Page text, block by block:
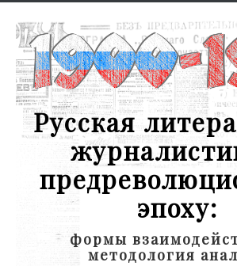
Русская
эпоху:
формы
методология